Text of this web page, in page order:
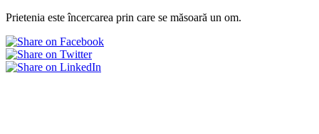
Prietenia este încercarea prin care se măsoară un om.